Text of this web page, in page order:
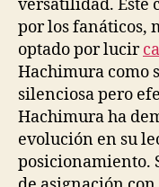
versatilidad. Este
por los fanáticos,
optado por lucir
Hachimura como
silenciosa pero
Hachimura ha
evolución en su
posicionamiento.